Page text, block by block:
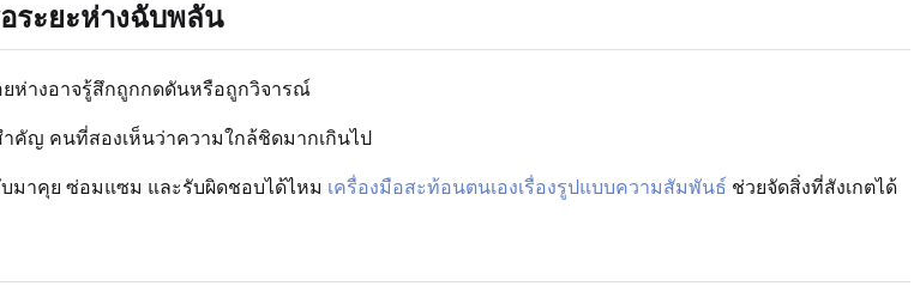
ระยะห่างฉับพลัน
ห่างอาจรู้สึกถูกกดดันหรือถูกวิจารณ์
ญ คนที่สองเห็นว่าความใกล้ชิดมากเกินไป
มาคุย ซ่อมแซม และรับผิดชอบได้ไหม เครื่องมือสะท้อนตนเองเรื่องรูปแบบความสัมพันธ์ ช่วยจัดสิ่งที่สังเกตได้